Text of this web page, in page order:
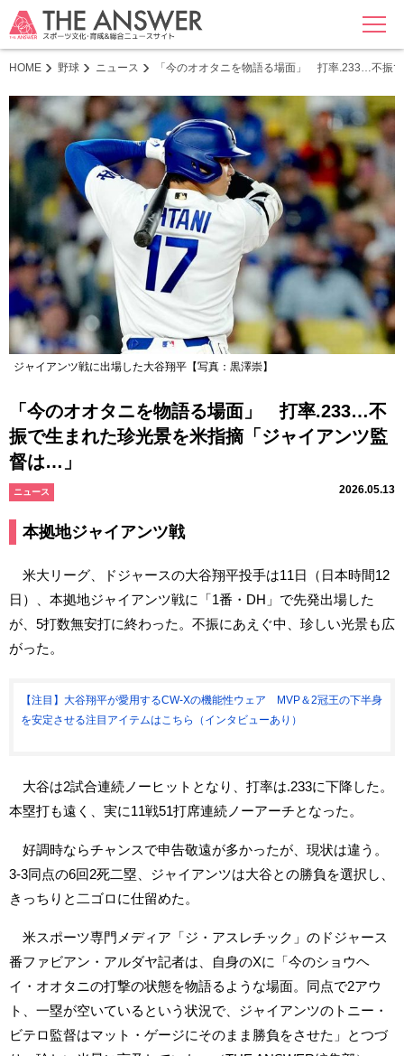
MENU
HOME 野球 ニュース 「今のオオタニを物語る場面」 打率.233…不振
ジャイアンツ戦に出場した大谷翔平【写真：黒澤崇】
「今のオオタニを物語る場面」 打率.233…不
振で生まれた珍光景を米指摘「ジャイアンツ監
督は…」
ニュース 2026.05.13
本拠地ジャイアンツ戦
米大リーグ、ドジャースの大谷翔平投手は11日（日本時間12
日）、本拠地ジャイアンツ戦に「1番・DH」で先発出場した
が、5打数無安打に終わった。不振にあえぐ中、珍しい光景も広
がった。
【注目】大谷翔平が愛用するCW-Xの機能性ウェア MVP＆2冠王の下半身
を安定させる注目アイテムはこちら（インタビューあり）
大谷は2試合連続ノーヒットとなり、打率は.233に下降した。
本塁打も遠く、実に11戦51打席連続ノーアーチとなった。
好調時ならチャンスで申告敬遠が多かったが、現状は違う。
3-3同点の6回2死二塁、ジャイアンツは大谷との勝負を選択し、
きっちりと二ゴロに仕留めた。
米スポーツ専門メディア「ジ・アスレチック」のドジャース
番ファビアン・アルダヤ記者は、自身のXに「今のショウヘ
イ・オオタニの打撃の状態を物語るような場面。同点で2アウ
ト、一塁が空いているという状況で、ジャイアンツのトニー・
ビテロ監督はマット・ゲージにそのまま勝負をさせた」とつづ